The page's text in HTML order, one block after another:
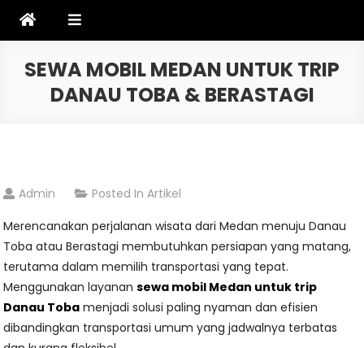
SEWA MOBIL MEDAN UNTUK TRIP
DANAU TOBA & BERASTAGI
Admin Posted InArtikel
Merencanakan perjalanan wisata dari Medan menuju Danau
Toba atau Berastagi membutuhkan persiapan yang matang,
terutama dalam memilih transportasi yang tepat.
Menggunakan layanansewa mobil Medan untuk trip
Danau Toba menjadi solusi paling nyaman dan efisien
dibandingkan transportasi umum yang jadwalnya terbatas